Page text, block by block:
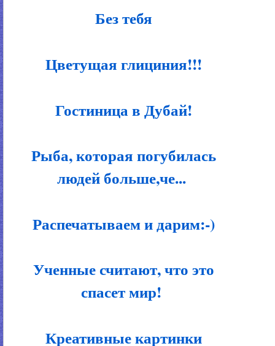
Без тебя
Цветущая глициния!!!
Гостиница в Дубай!
Рыба, которая погубилась
людей больше,че...
Распечатываем и дарим:-)
Ученные считают, что это
спасет мир!
Креативные картинки